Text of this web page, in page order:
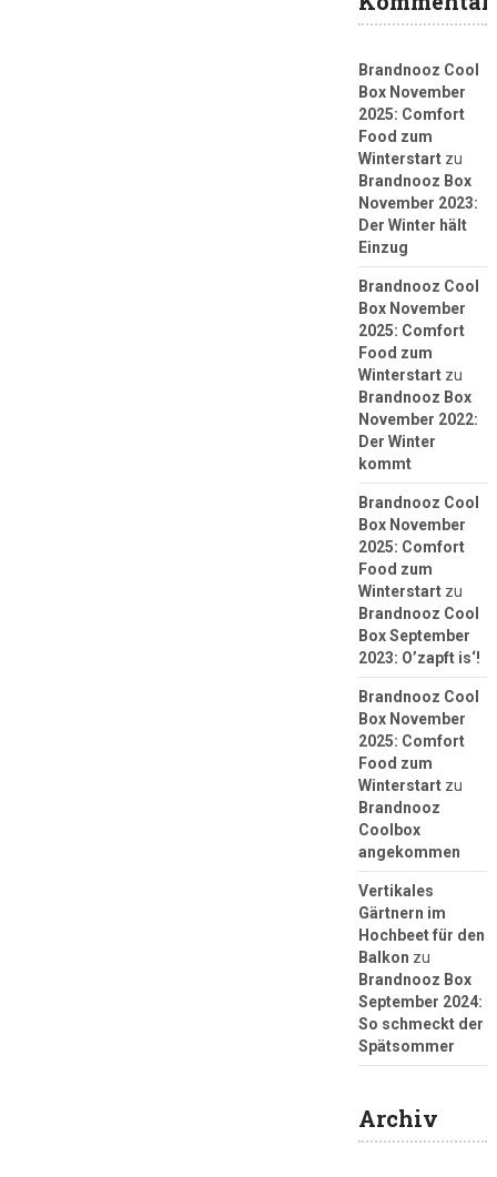
Brandnooz Cool
Box November
2025: Comfort
Food zum
Winterstartzu
Brandnooz Box
November 2023:
Der Winter hält
Einzug
Brandnooz Cool
Box November
2025: Comfort
Food zum
Winterstartzu
Brandnooz Box
November 2022:
Der Winter
kommt
Brandnooz Cool
Box November
2025: Comfort
Food zum
Winterstartzu
Brandnooz Cool
Box September
2023: O’zapft is‘!
Brandnooz Cool
Box November
2025: Comfort
Food zum
Winterstartzu
Brandnooz
Coolbox
angekommen
Vertikales
Gärtnern im
Hochbeet für den
Balkon zu
Brandnooz Box
September 2024:
So schmeckt der
Spätsommer
Archiv